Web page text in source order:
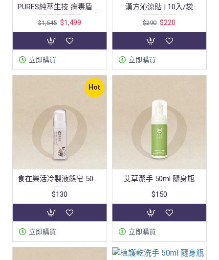
PURES純萃生技 病毒盾 菌切錠家庭大禮盒組
$1,499
$1,545
立即購買
漢方沁涼貼 | 10入/袋
$220
$290
立即購買
Hot
食在樂活冷製液態皂 50ml 隨身瓶
$130
立即購買
艾草潔手 50ml 隨身瓶
$150
立即購買